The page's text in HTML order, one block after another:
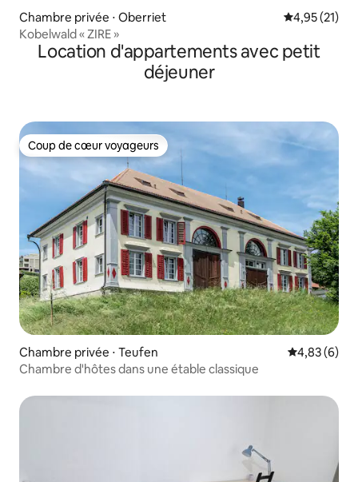
Chambre privée ⋅ Oberriet Évaluation
4,95 (21)
Kobelwald « ZIRE »
Location d'appartements avec petit
déjeuner
Coup de cœur voyageurs
Coup de cœur voyageurs
Chambre privée ⋅ Teufen Évaluation
4,83 (6)
Chambre d'hôtes dans une étable classique